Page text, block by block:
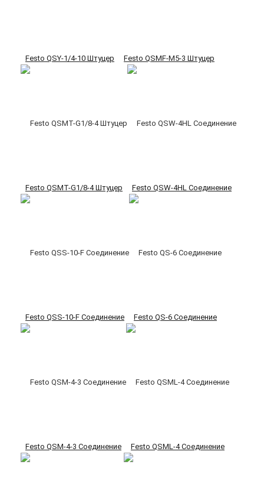
Festo QSY-1/4-10 Штуцер Festo QSMF-M5-3 Штуцер
Festo QSMT-G1/8-4 Штуцер Festo QSW-4HL Соединение
Festo QSS-10-F Соединение Festo QS-6 Соединение
Festo QSM-4-3 Соединение Festo QSML-4 Соединение